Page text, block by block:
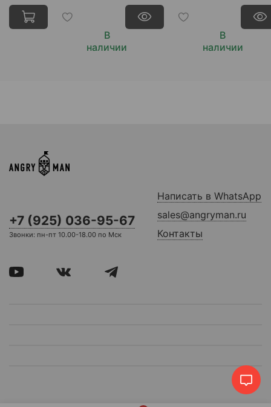
В
наличии
В
наличии
+7 (925) 036-95-67
Звонки: пн-пт 10.00-18.00 по Мск
Написать в WhatsApp
sales@angryman.ru
Контакты